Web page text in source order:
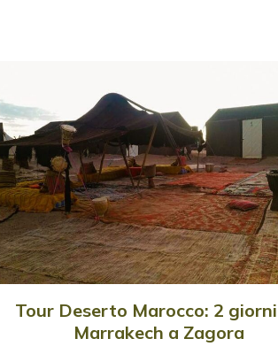
Tour Deserto Marocco: 2
Marrakech a Zagora